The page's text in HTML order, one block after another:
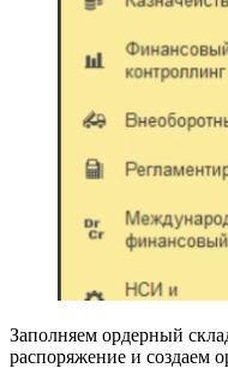
Заполняем ордерный
распоряжение и создаем